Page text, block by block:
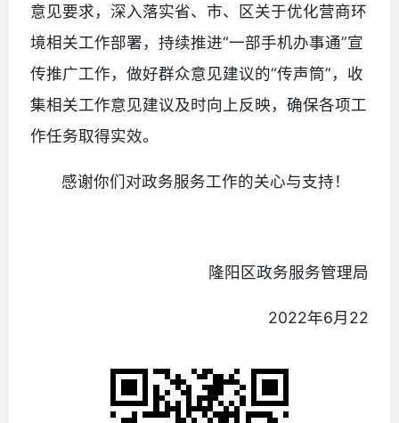
意见要求，深入落实省、市、区关于优化营商环
境相关工作部署，持续推进“一部手机办事通”宣
传推广工作，做好群众意见建议的“传声筒”，收
集相关工作意见建议及时向上反映，确保各项工
作任务取得实效。
感谢你们对政务服务工作的关心与支持！
隆阳区政务服务管理局
2022年6月22